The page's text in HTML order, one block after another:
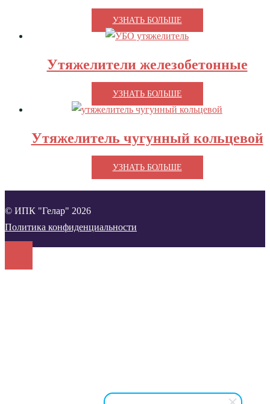
УЗНАТЬ БОЛЬШЕ
Утяжелители железобетонные
УЗНАТЬ БОЛЬШЕ
Утяжелитель чугунный кольцевой
УЗНАТЬ БОЛЬШЕ
© ИПК "Гелар" 2026
Политика конфиденциальности